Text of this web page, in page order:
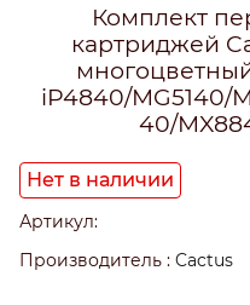
Комплект
картриджей
iP4840/MG5140/
40/
Нет в наличии
Артикул:
Производитель : Cactus